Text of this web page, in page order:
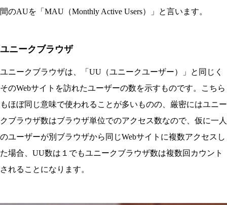
間のAUを「MAU（Monthly Active Users）」と言います。
ユニークブラウザ
ユニークブラウザは、「UU（ユニークユーザー）」と同じく
そのWebサイトを訪れたユーザーの数を示すものです。こちら
もほぼ同じ意味で使われることが多いものの、厳密にはユニー
クブラウザ数はブラウザ単位でのアクセス数なので、仮に一人
のユーザーが別ブラウザから同じWebサイトに複数アクセスし
た場合、UU数は１でもユニークブラウザ数は複数回カウント
されることになります。